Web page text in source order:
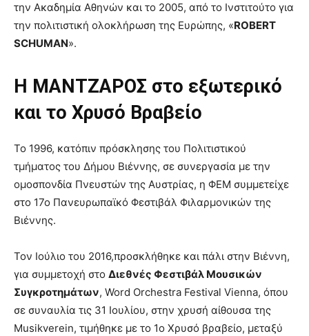
την Ακαδημία Αθηνών και το 2005, από το Ινστιτούτο για
την πολιτιστική ολοκλήρωση της Ευρώπης, «ROBERT
SCHUMAN».
Η ΜΑΝΤΖΑΡΟΣ στο εξωτερικό
και το Χρυσό Βραβείο
Το 1996, κατόπιν πρόσκλησης του Πολιτιστικού
τμήματος του Δήμου Βιέννης, σε συνεργασία με την
ομοσπονδία Πνευστών της Αυστρίας, η ΦΕΜ συμμετείχε
στο 17ο Πανευρωπαϊκό Φεστιβάλ Φιλαρμονικών της
Βιέννης.
Τον Ιούλιο του 2016,προσκλήθηκε και πάλι στην Βιέννη,
για συμμετοχή στο Διεθνές Φεστιβάλ Μουσικών
Συγκροτημάτων, Word Orchestra Festival Vienna, όπου
σε συναυλία τις 31 Ιουλίου, στην χρυσή αίθουσα της
Musikverein, τιμήθηκε με το 1ο Χρυσό βραβείο, μεταξύ